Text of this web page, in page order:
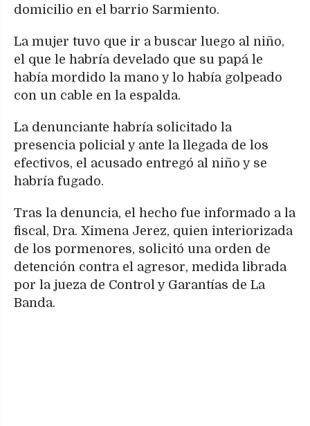
domicilio en el barrio Sarmiento.
La mujer tuvo que ir a buscar luego al niño,
el que le habría develado que su papá le
había mordido la mano y lo había golpeado
con un cable en la espalda.
La denunciante habría solicitado la
presencia policial y ante la llegada de los
efectivos, el acusado entregó al niño y se
habría fugado.
Tras la denuncia, el hecho fue informado a la
fiscal, Dra. Ximena Jerez, quien interiorizada
de los pormenores, solicitó una orden de
detención contra el agresor, medida librada
por la jueza de Control y Garantías de La
Banda.